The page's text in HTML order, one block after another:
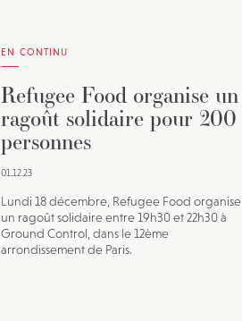
EN CONTINU
Refugee Food organise un
ragoût solidaire pour 200
personnes
01.12.23
Lundi 18 décembre, Refugee Food organise
un ragoût solidaire entre 19h30 et 22h30 à
Ground Control, dans le 12ème
arrondissement de Paris.